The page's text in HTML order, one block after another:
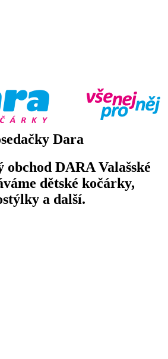
Dara
DARA Valašské
dětské kočárky,
a další.